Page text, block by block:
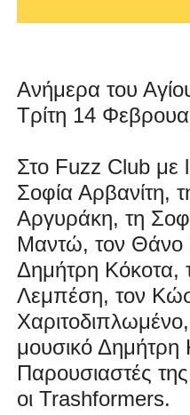
Ανήμερα του
Τρίτη 14
ΣτοFuzz Clubμε
Σοφία Αρβανίτη,
Αργυράκη, τη
Μαντώ, τον Θάνο
Δημήτρη Κόκοτα,
Λεμπέση, τον
μουσικό Δημήτρη
Παρουσιαστές
οι Trashformers.